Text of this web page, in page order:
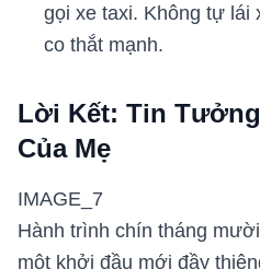
gọi xe taxi. Không tự lái
co thắt mạnh.
Lời Kết: Tin
Của Mẹ
IMAGE_7
Hành trình chín tháng
một khởi đầu mới đầy